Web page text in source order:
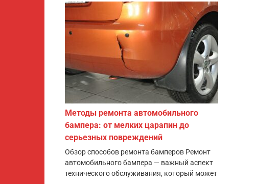
Методы ремонта автомобильного
бампера: от мелких царапин до
серьезных повреждений
Обзор способов ремонта бамперов Ремонт
автомобильного бампера — важный аспект
технического обслуживания, который может